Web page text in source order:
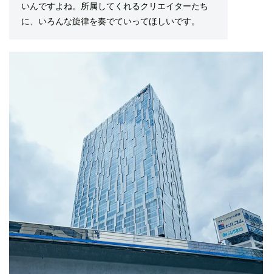
いんですよね。所属してくれるクリエイターたち
に、いろんな旋律を奏でていってほしいです。